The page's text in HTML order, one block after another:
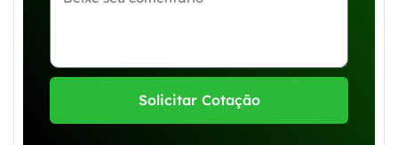
Solicitar Cotação